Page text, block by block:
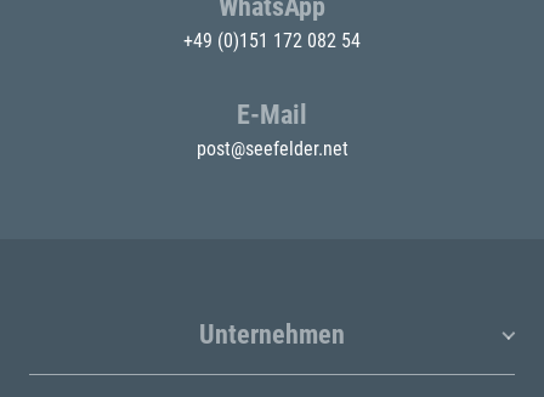
WhatsApp
+49 (0)151 172 082 54
E-Mail
post@seefelder.net
Unternehmen